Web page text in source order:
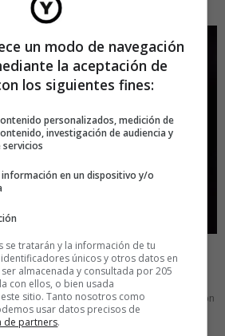
en el museo
Jiménez se conocían por trabajo. Ambas son
contemporáneo es reducido. Se habían visto
cuando empezaron
un modo de navegación
la aceptación de
los siguientes fines:
personalizados, medición de
investigación de audiencia y
información en un dispositivo y/o
se tratarán y la información de tu
únicos y otros datos en
almacenada y consultada por 205
con ellos, o bien usada
sitio. Tanto nosotros como
usar datos precisos de
de partners.